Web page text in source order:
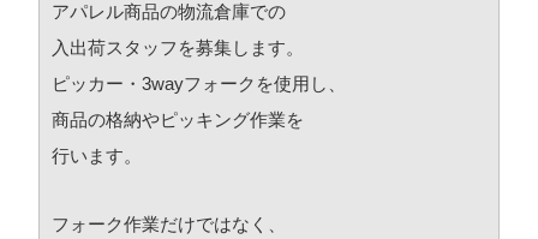
アパレル商品の物流倉庫での
入出荷スタッフを募集します。
ピッカー・3wayフォークを使用し、
商品の格納やピッキング作業を
行います。
フォーク作業だけではなく、